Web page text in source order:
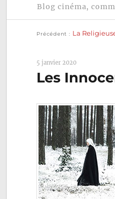
Blog cinéma,
Navigation
l’article
Précédent La
5 janvier 2020
Les